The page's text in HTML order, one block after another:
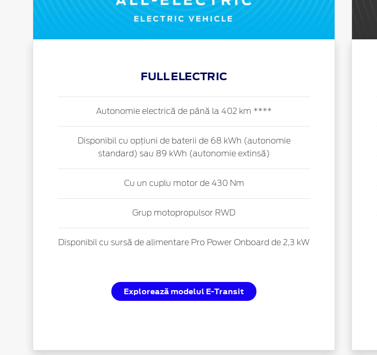
FULL ELECTRIC
Autonomie electrică de până la 402 km ****
Disponibil cu opțiuni de baterii de 68 kWh (autonomie
standard) sau 89 kWh (autonomie extinsă)
Cu un cuplu motor de 430 Nm
Grup motopropulsor RWD
Disponibil cu sursă de alimentare Pro Power Onboard de 2,3 kW
Explorează modelul E-Transit